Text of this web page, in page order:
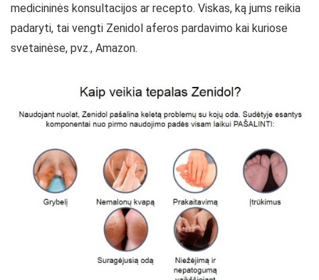
medicininės konsultacijos ar recepto. Viskas, ką jums reikia
padaryti, tai vengti Zenidol aferos pardavimo kai kuriose
svetainėse, pvz., Amazon.